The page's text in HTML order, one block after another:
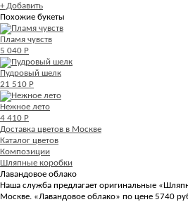
+ Добавить
Похожие букеты
Пламя чувств
5 040 Р
Пудровый шелк
21 510 Р
Нежное лето
4 410 Р
Доставка цветов в Москве
Каталог цветов
Композиции
Шляпные коробки
Лавандовое облако
Наша служба предлагает оригинальные
Москве. «Лавандовое облако» по цене 5740